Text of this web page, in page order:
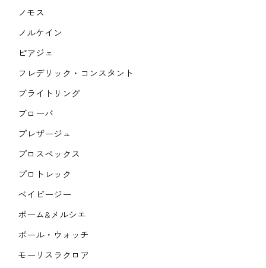
ノモス
ノルケイン
ピアジェ
フレデリック・コンスタント
ブライトリング
ブローバ
プレザージュ
プロスペックス
プロトレック
ベイビージー
ボーム&メルシエ
ボール・ウォッチ
モーリスラクロア